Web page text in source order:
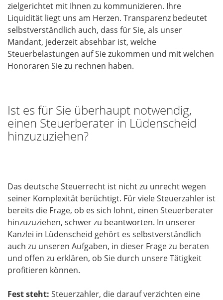
zielgerichtet mit Ihnen zu kommunizieren. Ihre
Liquidität liegt uns am Herzen. Transparenz bedeutet
selbstverständlich auch, dass für Sie, als unser
Mandant, jederzeit absehbar ist, welche
Steuerbelastungen auf Sie zukommen und mit welchen
Honoraren Sie zu rechnen haben.
Ist es für Sie überhaupt notwendig,
einen Steuerberater in Lüdenscheid
hinzuzuziehen?
Das deutsche Steuerrecht ist nicht zu unrecht wegen
seiner Komplexität berüchtigt. Für viele Steuerzahler ist
bereits die Frage, ob es sich lohnt, einen Steuerberater
hinzuzuziehen, schwer zu beantworten. In unserer
Kanzlei in Lüdenscheid gehört es selbstverständlich
auch zu unseren Aufgaben, in dieser Frage zu beraten
und offen zu erklären, ob Sie durch unsere Tätigkeit
profitieren können.
Fest steht: Steuerzahler, die darauf verzichten eine